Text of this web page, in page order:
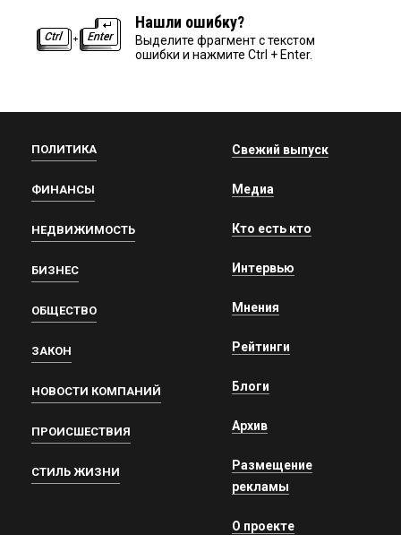
Нашли ошибку?
Выделите фрагмент с текстом
ошибки и нажмите Ctrl + Enter.
ПОЛИТИКА
ФИНАНСЫ
НЕДВИЖИМОСТЬ
БИЗНЕС
ОБЩЕСТВО
ЗАКОН
НОВОСТИ КОМПАНИЙ
ПРОИСШЕСТВИЯ
СТИЛЬ ЖИЗНИ
Свежий выпуск
Медиа
Кто есть кто
Интервью
Мнения
Рейтинги
Блоги
Архив
Размещение
рекламы
О проекте